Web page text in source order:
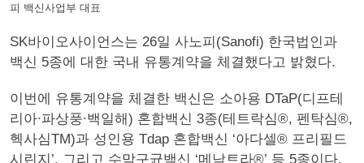
피 백신사업부 대표
SK바이오사이언스는 26일 사노피(Sanofi) 한국법인과
백신 5종에 대한 국내 유통계약을 체결했다고 밝혔다.
이번에 유통계약을 체결한 백신은 소아용 DTaP(디프테
리아∙파상풍∙백일해) 혼합백신 3종(테트락심®, 펜탁심®,
헥사심TM)과 성인용 Tdap 혼합백신 ‘아다셀® 프리필드
시린지’, 그리고 수막구균백신 ‘메낙트라®’ 등 5종이다.